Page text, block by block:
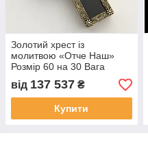
Золотий хрест із
молитвою «Отче Наш»
Розмір 60 на 30 Вага
27,56 грамм
від 137 537 ₴
Купити